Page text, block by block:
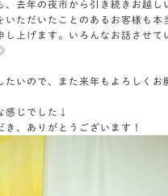
、去年の夜市から引き続きお越し
いただいたことのあるお客様も本
し上げます。いろんなお話させて
たいので、また来年もよろしくお
感じでした↓
き、ありがとうございます！